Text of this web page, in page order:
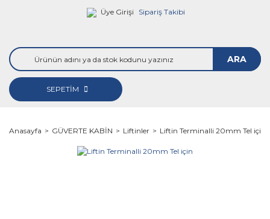
Üye Girişi Sipariş Takibi
ARA
SEPETİM
Anasayfa GÜVERTE KABİN Liftinler Liftin Terminalli 20mm Tel için